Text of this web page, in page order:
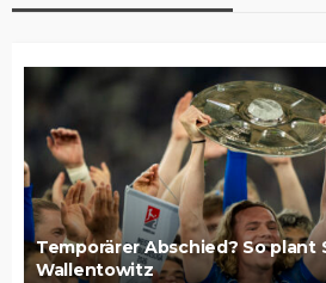
Temporärer Abschied? So plant
Wallentowitz